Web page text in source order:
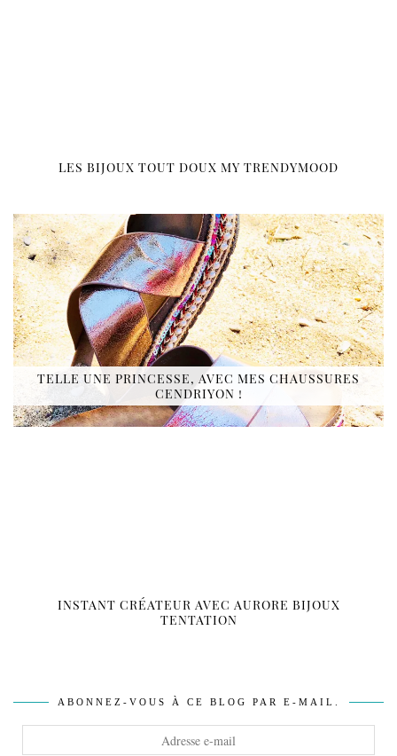
LES BIJOUX TOUT DOUX MY TRENDYMOOD
TELLE UNE PRINCESSE, AVEC MES CHAUSSURES
CENDRIYON !
INSTANT CRÉATEUR AVEC AURORE BIJOUX
TENTATION
ABONNEZ-VOUS À CE BLOG PAR E-MAIL.